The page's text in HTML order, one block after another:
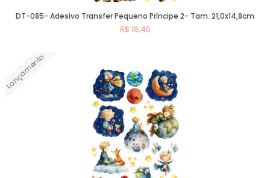
DT-085- Adesivo Transfer Pequeno Príncipe 2- Tam. 21,0x14,8cm
R$ 18,40
Lançamento